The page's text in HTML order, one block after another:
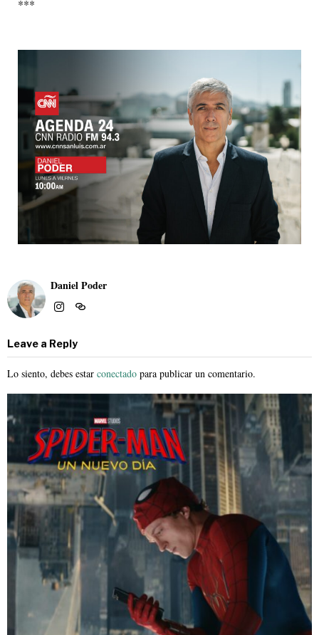
***
Daniel Poder
Leave a Reply
Lo siento, debes estar conectado para publicar un comentario.